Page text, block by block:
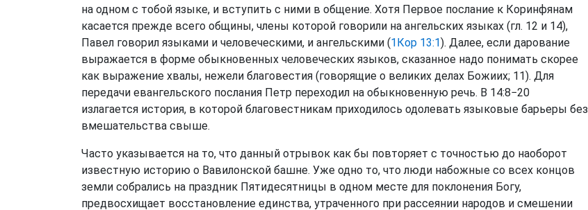
на одном с тобой языке, и вступить с ними в общение. Хотя Первое послание к Коринфянам
касается прежде всего общины, члены которой говорили на ангельских языках (гл. 12 и 14),
Павел говорил языками и человеческими, и ангельскими (1Кор 13:1). Далее, если дарование
выражается в форме обыкновенных человеческих языков, сказанное надо понимать скорее
как выражение хвалы, нежели благовестия (говорящие о великих делах Божиих; 11). Для
передачи евангельского послания Петр переходил на обыкновенную речь. В 14:8−20
излагается история, в которой благовестникам приходилось одолевать языковые барьеры без
вмешательства свыше.
Часто указывается на то, что данный отрывок как бы повторяет с точностью до наоборот
известную историю о Вавилонской башне. Уже одно то, что люди набожные со всех концов
земли собрались на праздник Пятидесятницы в одном месте для поклонения Богу,
предвосхищает восстановление единства, утраченного при рассеянии народов и смешении